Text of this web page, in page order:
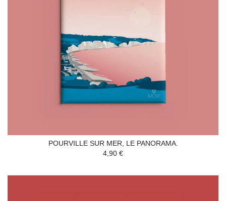
POURVILLE SUR MER, LE PANORAMA.
4,90 €